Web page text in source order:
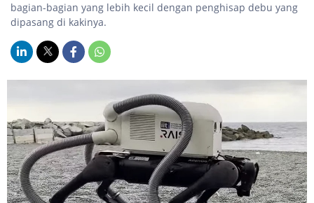
bagian-bagian yang lebih kecil dengan penghisap debu yang
dipasang di kakinya.